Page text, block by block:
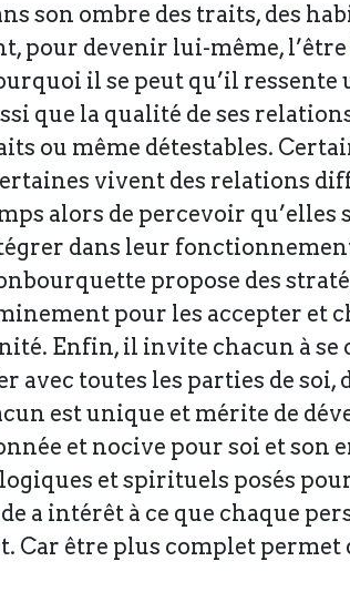
son ombre des traits, des
pour devenir lui-même,
il se peut qu’il ressente
que la qualité de ses
ou même détestables.
vivent des relations
alors de percevoir
dans leur
propose des
pour les accepter et
Enfin, il invite chacun à se
avec toutes les parties de soi,
est unique et mérite de
et nocive pour soi et son
et spirituels posés
a intérêt à ce que chaque
Car être plus complet